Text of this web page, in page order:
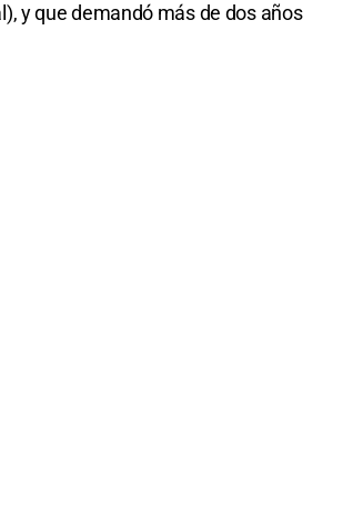
y que demandó más de dos años